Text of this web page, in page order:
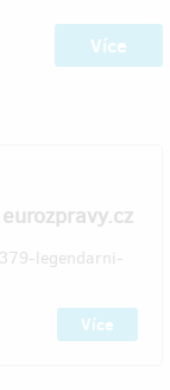
Více
legendarni-
Více